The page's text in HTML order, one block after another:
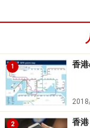
1 香
2
香